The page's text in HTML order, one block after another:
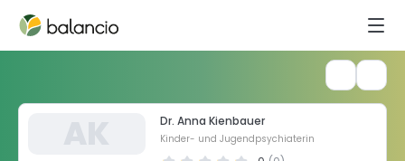
Dr. Anna Kienbauer
Kinder- und Jugendpsychiaterin